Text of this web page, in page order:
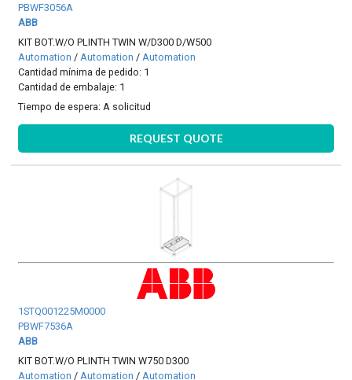
PBWF3056A
ABB
KIT BOT.W/O PLINTH TWIN W/D300 D/W500
Automation / Automation / Automation
Cantidad mínima de pedido: 1
Cantidad de embalaje: 1
Tiempo de espera:A solicitud
REQUEST QUOTE
1STQ001225M0000
PBWF7536A
ABB
KIT BOT.W/O PLINTH TWIN W750 D300
Automation /Automation /Automation